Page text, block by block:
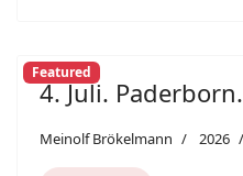
Featured
4. Juli. Paderborn.
Meinolf Brökelmann 2026